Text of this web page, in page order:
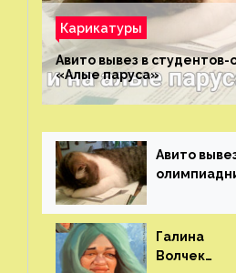
Карикатуры
Авито вывез в
«Алые паруса»⁠⁠
Авито
Галина
Волчек